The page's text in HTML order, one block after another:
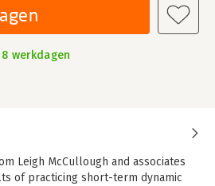
werkdagen
Leigh McCullough and associates
of practicing short-term dynamic